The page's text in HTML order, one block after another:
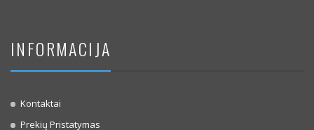
INFORMACIJA
Kontaktai
Prekių Pristatymas